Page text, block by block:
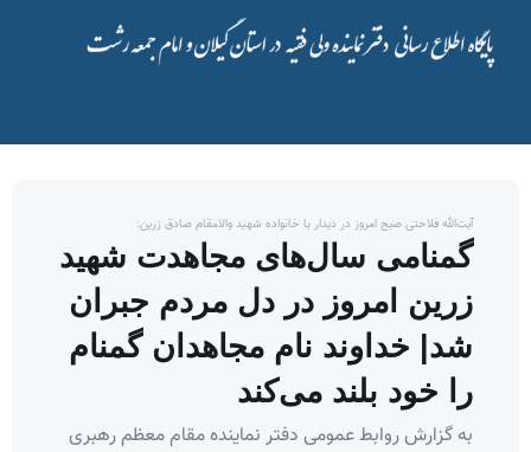
آیت‌الله فلاحتی صبح امروز در دیدار با خانواده شهید والامقام صادق زرین:
گمنامی سال‌های مجاهدت شهید
زرین امروز در دل مردم جبران
شد| خداوند نام مجاهدان گمنام
را خود بلند می‌کند
به گزارش روابط عمومی دفتر نماینده مقام معظم رهبری